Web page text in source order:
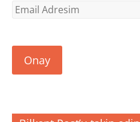
Email
Onay